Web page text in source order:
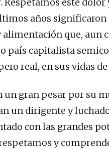
años significaron
alimentación que, aun
país capitalista
real, en sus vidas
gran pesar por su
un dirigente y
con las grandes
y